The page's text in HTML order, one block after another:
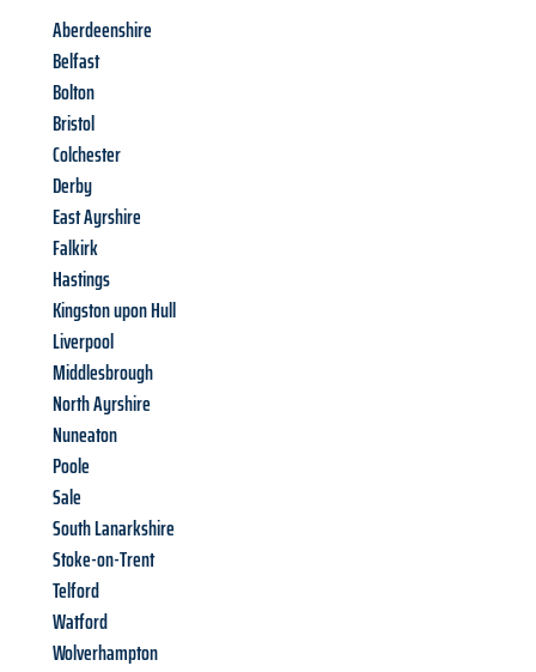
Aberdeenshire
Belfast
Bolton
Bristol
Colchester
Derby
East Ayrshire
Falkirk
Hastings
Kingston upon Hull
Liverpool
Middlesbrough
North Ayrshire
Nuneaton
Poole
Sale
South Lanarkshire
Stoke-on-Trent
Telford
Watford
Wolverhampton